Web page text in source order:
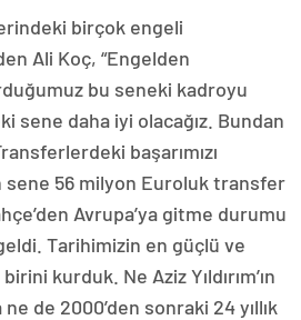
birçok engeli
Ali Koç, “Engelden
bu seneki kadroyu
sene daha iyi olacağız. Bundan
başarımızı
sene 56 milyon Euroluk transfer
Avrupa’ya gitme durumu
Tarihimizin en güçlü ve
kurduk. Ne Aziz Yıldırım’ın
ne de 2000’den sonraki 24 yıllık